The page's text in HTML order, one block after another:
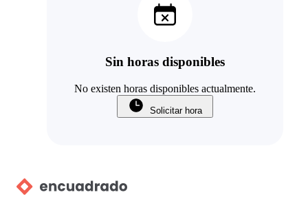
Sin horas disponibles
No existen horas disponibles actualmente.
Solicitar hora